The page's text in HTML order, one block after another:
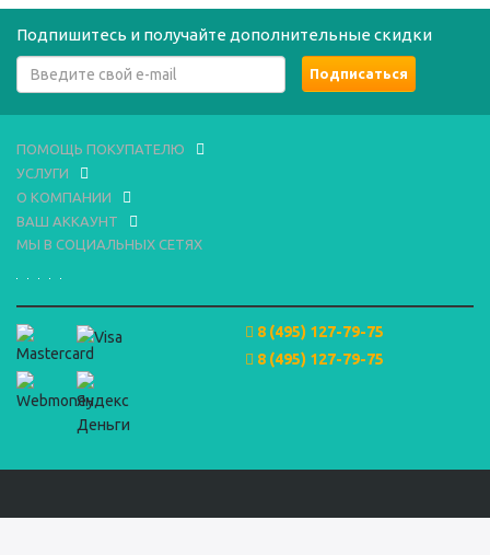
Подпишитесь и получайте дополнительные скидки
ПОМОЩЬ ПОКУПАТЕЛЮ
УСЛУГИ
О КОМПАНИИ
ВАШ АККАУНТ
МЫ В СОЦИАЛЬНЫХ СЕТЯХ
8 (495) 127-79-75
8 (495) 127-79-75